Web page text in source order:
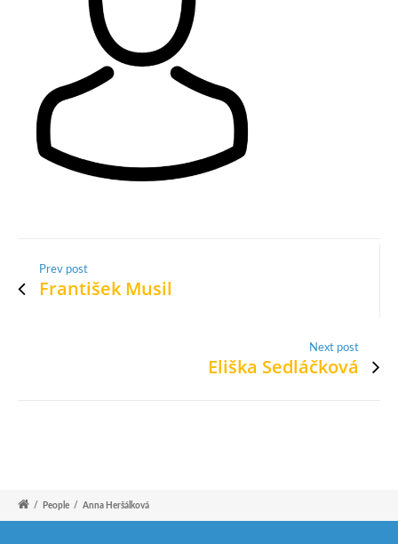
Prev post
František Musil
Next post
Eliška Sedláčková
/ People / Anna Heršálková